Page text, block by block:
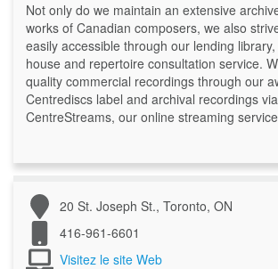
Not only do we maintain an extensive
works of Canadian composers, we also
easily accessible through our lending
house and repertoire consultation service.
quality commercial recordings through our
Centrediscs label and archival recordings via
CentreStreams, our online streaming
20 St. Joseph St., Toronto, ON
416-961-6601
Visitez le site Web